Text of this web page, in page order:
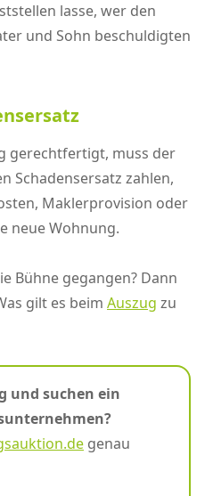
lasse, wer den
und Sohn beschuldigten
gerechtfertigt, muss der
Schadensersatz zahlen,
Maklerprovision oder
neue Wohnung.
Bühne gegangen? Dann
gilt es beim Auszug zu
und suchen ein
genau